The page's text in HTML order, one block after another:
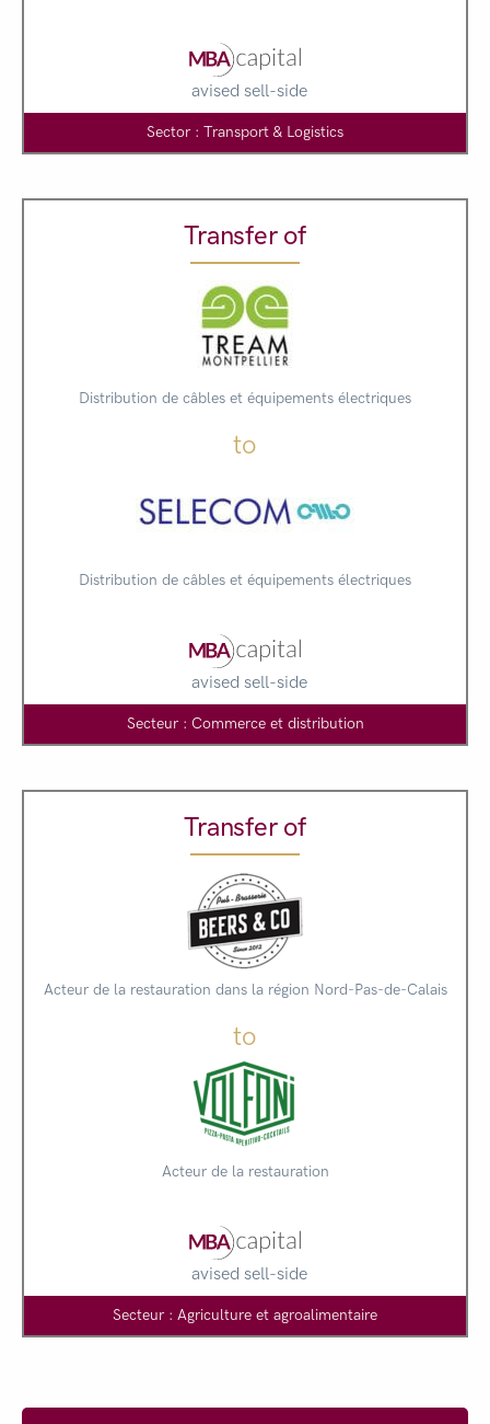
avised sell-side
Sector : Transport & Logistics
Transfer of
Distribution de câbles et équipements électriques
to
Distribution de câbles et équipements électriques
avised sell-side
Secteur : Commerce et distribution
Transfer of
Acteur de la restauration dans la région Nord-Pas-de-Calais
to
Acteur de la restauration
avised sell-side
Secteur : Agriculture et agroalimentaire